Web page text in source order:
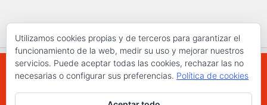
WWW.ELCHAPLON.COM © 2026. Todos los
Utilizamos cookies propias y de terceros para garantizar el
funcionamiento de la web, medir su uso y mejorar nuestros
servicios. Puede aceptar todas las cookies, rechazar las no
necesarias o configurar sus preferencias. Política de cookies